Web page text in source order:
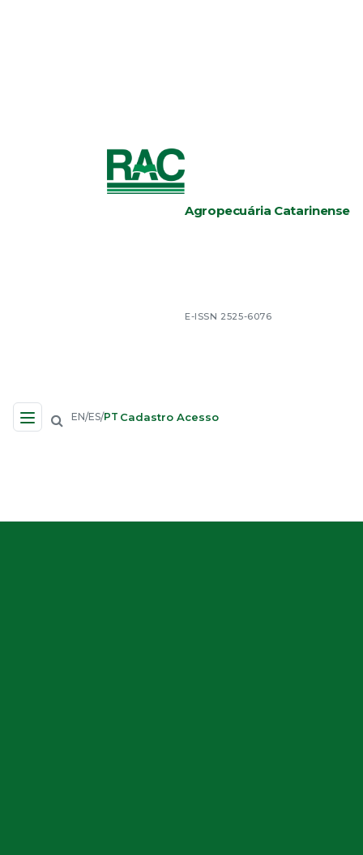
Agropecuária Catarinense
E-ISSN 2525-6076
Navegação no Site
EN/ES/PT Cadastro Acesso